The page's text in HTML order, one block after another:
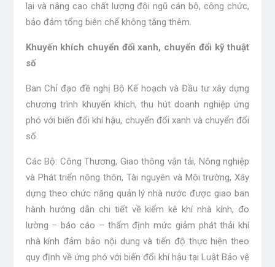
lại và nâng cao chất lượng đội ngũ cán bộ, công chức,
bảo đảm tổng biên chế không tăng thêm.
Khuyến khích chuyển đổi xanh, chuyển đổi kỹ thuật
số
Ban Chỉ đạo đề nghị Bộ Kế hoạch và Đầu tư xây dựng
chương trình khuyến khích, thu hút doanh nghiệp ứng
phó với biến đổi khí hậu, chuyển đổi xanh và chuyển đổi
số.
Các Bộ: Công Thương, Giao thông vận tải, Nông nghiệp
và Phát triển nông thôn, Tài nguyên và Môi trường, Xây
dựng theo chức năng quản lý nhà nước được giao ban
hành hướng dẫn chi tiết về kiểm kê khí nhà kính, đo
lường – báo cáo – thẩm định mức giảm phát thải khí
nhà kính đảm bảo nội dung và tiến độ thực hiện theo
quy định về ứng phó với biến đổi khí hậu tại Luật Bảo vệ